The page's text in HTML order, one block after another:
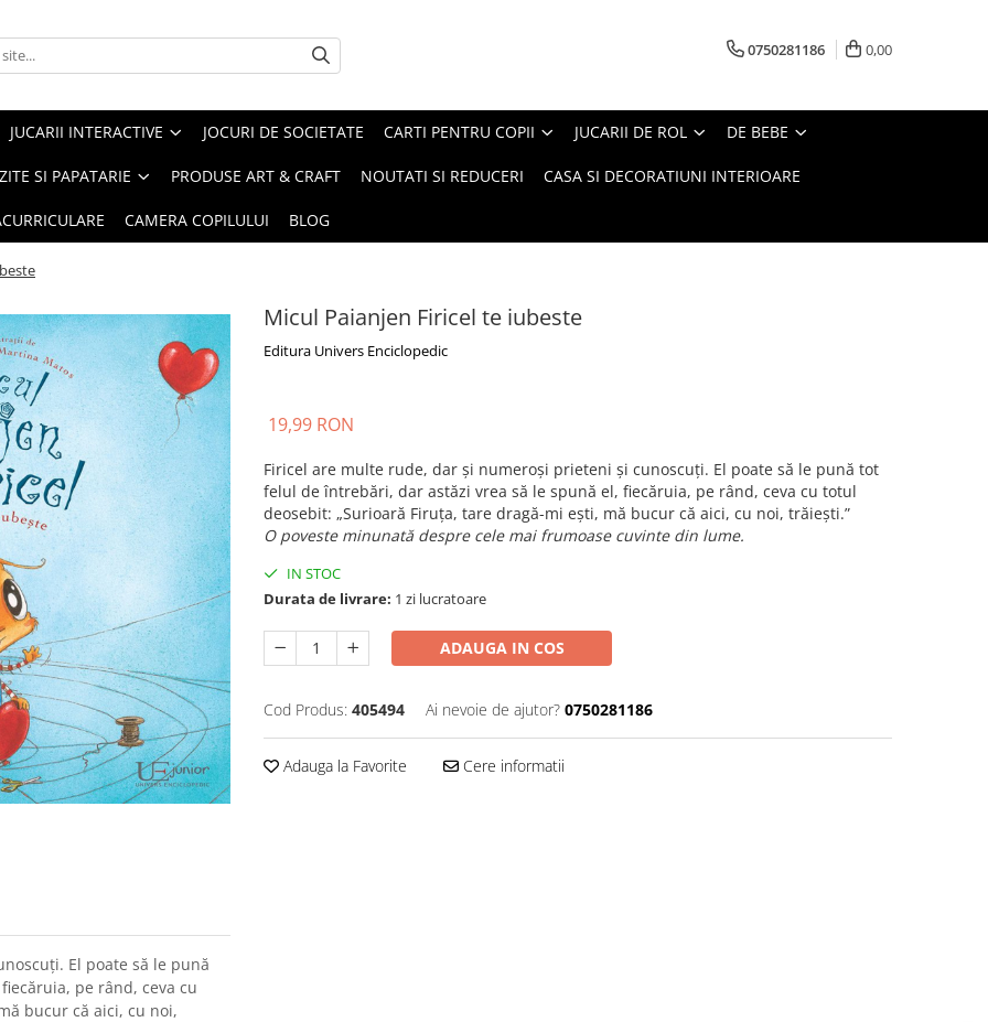
0750281186 0,00
JUCARII INTERACTIVE JOCURI DE SOCIETATE CARTI PENTRU COPII JUCARII DE ROL DE BEBE
SI PAPATARIE PRODUSE ART & CRAFT NOUTATI SI REDUCERI CASA SI DECORATIUNI INTERIOARE
CAMERA COPILULUI BLOG
Micul Paianjen Firicel te iubeste
Editura Univers Enciclopedic
19,99 RON
Firicel are multe rude, dar și numeroși prieteni și cunoscuți. El poate să le pună tot
felul de întrebări, dar astăzi vrea să le spună el, fiecăruia, pe rând, ceva cu totul
deosebit: „Surioară Firuța, tare dragă-mi ești, mă bucur că aici, cu noi, trăiești.”
O poveste minunată despre cele mai frumoase cuvinte din lume.
IN STOC
Durata de livrare: 1 zi lucratoare
ADAUGA IN COS
Cod Produs: 405494 Ai nevoie de ajutor? 0750281186
Adauga la Favorite Cere informatii
El poate să le pună
pe rând, ceva cu
bucur că aici, cu noi,